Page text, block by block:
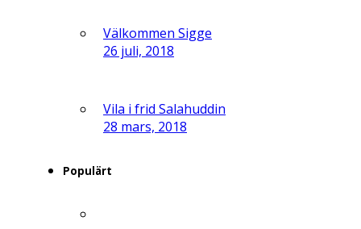
Välkommen Sigge
26 juli, 2018
Vila i frid Salahuddin
28 mars, 2018
Populärt